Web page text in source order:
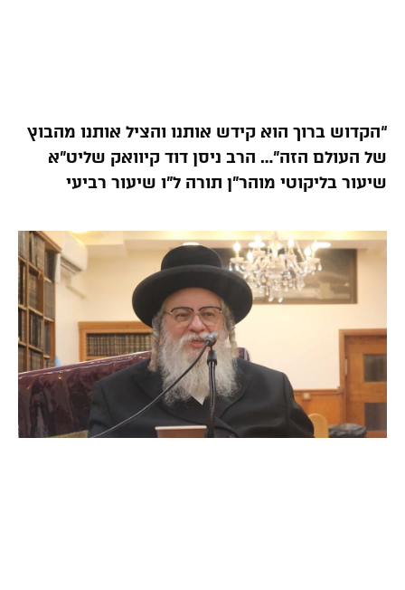
“הקדוש ברוך הוא קידש אותנו והציל אותנו מהבוץ
של העולם הזה”… הרב ניסן דוד קיוואק שליט”א
שיעור בליקוטי מוהר”ן תורה ל”ו שיעור רביעי